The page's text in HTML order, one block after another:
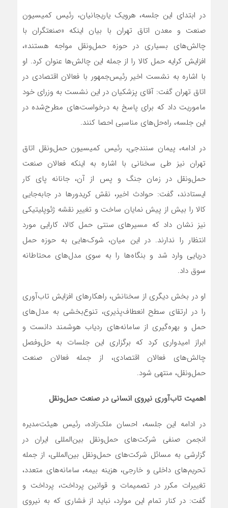
در ابتدای این جلسه، هرویک یاریجانیان، رئیس کمیسیون
صنعت و معدن اتاق تهران با بیان اینکه «صنعتگران با
چالش‌‌های بسیاری در حوزه حمل‌ونقل مواجه هستند»،
افزایش کرایه حمل کالا را از جمله این چالش‌ها عنوان کرد. او
با اشاره به نشست اخیر رئیس‌جمهور با فعالان اقتصادی در
اتاق تهران گفت: آقای پزشکیان در این نشست به وزرای خود
ماموریت داد که برای پاسخ به درخواست‌های مطرح‌شده در
این جلسه، راه‌حل‌های مناسبی احصا کنند.
در ادامه، پیمان سنندجی، رئیس کمیسیون حمل‌ونقل اتاق
تهران نیز طی سخنانی با اشاره به اینکه فعالان صنعت
حمل‌ونقل در زمان جنگ و پس از آن، جانانه پای کار
ایستادند، گفت: حوادث اخیر، نقش کریدورها در جابه‌جایی
کالا را بیش از پیش نمایان ساخت و تغییر نقشه ژئوپلیتیکی
نیز نشان داد که مسیرهای سنتی حمل کالا، کارایی مورد
انتظار را ندارند. در این میان، شوک‌هایی به حوزه حمل
دریایی وارد شد و بنگاه‌ها را به سوی مدل‌های محتاطانه
سوق داد.
او در بخش دیگری از سخنانش، راهکارهای افزایش تاب‌آوری
را در ارتقای سطح انعطاف‌پذیری، تنوع‌بخشی به مدل‌های
حمل و بهره‌گیری از سامانه‌های ردیاب هوشمند دانست و
ابراز امیدواری کرد که برگزاری این جلسات به حل‌وفصل
چالش‌های فعالان اقتصادی، از جمله فعالان صنعت
حمل‌ونقل، منتهی شود.
اهمیت تاب‌آوری نیروی انسانی در صنعت حمل‌ونقل
در ادامه این جلسه، احسان ملک‌زاده، رئیس هیئت‌مدیره
انجمن صنفی شرکت‌های حمل‌ونقل بین‌المللی ایران در
گزارشی به مسائل شرکت‌های حمل‌ونقل بین‌المللی، از جمله
تحریم‌های داخلی و خارجی، هزینه بیمه، سامانه‌های متعدد،
تغییرات مکرر در تصمیمات و قوانین پرداخت، پرداخت و
گفت: در کنار تمام این موارد، نباید از فشاری که به نیروی